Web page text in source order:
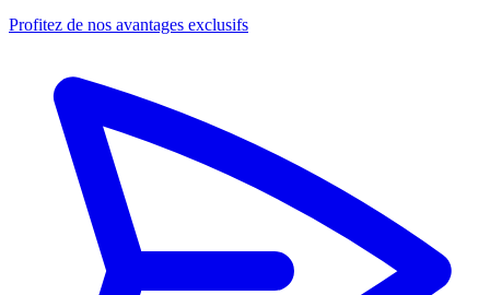
Profitez de nos avantages exclusifs